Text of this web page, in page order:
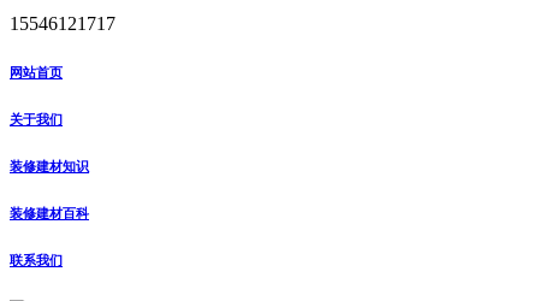
15546121717
网站首页
关于我们
装修建材知识
装修建材百科
联系我们